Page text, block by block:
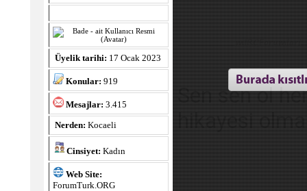
Üyelik tarihi: 17 Ocak 2023
Konular: 919
Mesajlar: 3.415
Nerden: Kocaeli
Cinsiyet: Kadın
Web Site:
ForumTurk.ORG
Sen sen ol
hikayesi